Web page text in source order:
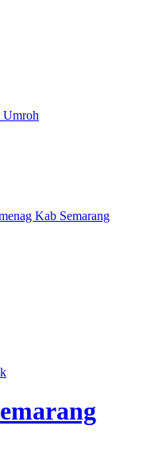
Umroh
Kab Semarang